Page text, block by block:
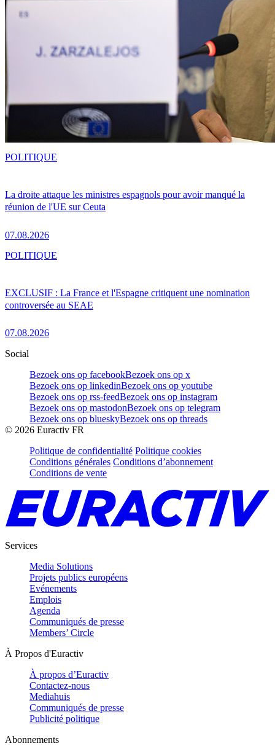
La droite attaque les ministres espagnols pour avoir manqué la
réunion de l'UE sur Ceuta
07.08.2026
POLITIQUE
EXCLUSIF : La France et l'Espagne critiquent une nomination
controversée au SEAE
07.08.2026
POLITIQUE
Social
Bezoek ons op facebookBezoek ons op x
Bezoek ons op linkedinBezoek ons op youtube
Bezoek ons op rss-feedBezoek ons op instagram
Bezoek ons op mastodonBezoek ons op telegram
Bezoek ons op blueskyBezoek ons op threads
© 2026 Euractiv FR
Politique de confidentialité Politique cookies
Conditions générales Conditions d’abonnement
Conditions de vente
Services
Media Solutions
Projets publics européens
Evénements
Emplois
Agenda
Communiqués de presse
Members’ Circle
À Propos d'Euractiv
À propos d’Euractiv
Contactez-nous
Mediahuis
Communiqués de presse
Publicité politique
Abonnements